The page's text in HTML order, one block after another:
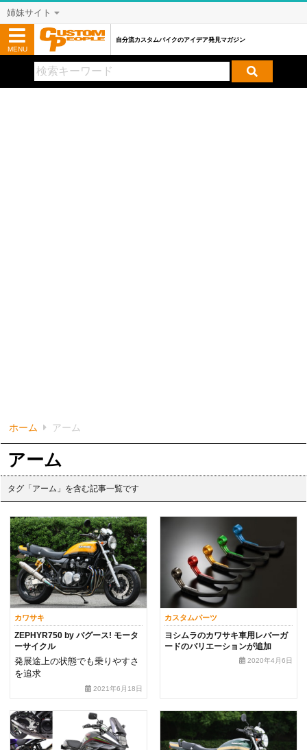
ホーム アーム
アーム
タグ「アーム」を含む記事一覧です
カワサキ
ZEPHYR750 by バグース! モータ
ーサイクル
発展途上の状態でも乗りやすさ
を追求
2021年6月18日
カスタムパーツ
ヨシムラのカワサキ車用レバーガ
ードのバリエーションが追加
2020年4月6日
姉妹サイト
MENU
自分流カスタムバイクのアイデア発見マガジン